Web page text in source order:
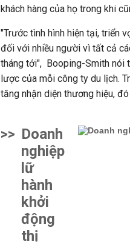
khách hàng của họ trong khi
"Trước tình hình hiện tại, triển
đối với nhiều người vì tất cả
tháng tới", Booping-Smith nói
lược của mỗi công ty du lịch.
tăng nhận diện thương hiệu,
>> Doanh
nghiệp
lữ
hành
khởi
động
thị